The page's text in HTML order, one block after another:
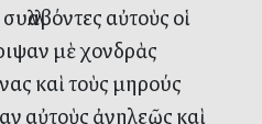
αὐτοὺς οἱ
μὲ χονδρὰς
καὶ τοὺς μηρούς
αὐτοὺς ἀνηλεῶς καὶ